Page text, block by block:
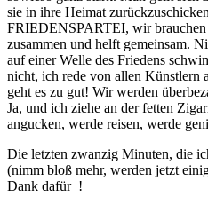
sie in ihre Heimat
FRIEDENSPARTEI, wir brauchen
zusammen und helft gemeinsam.
auf einer Welle des Friedens
nicht, ich rede von allen Künstlern
geht es zu gut! Wir werden
Ja, und ich ziehe an der fetten
angucken, werde reisen, werde
Die letzten zwanzig Minuten, die
(nimm bloß mehr, werden jetzt
Dank dafür !